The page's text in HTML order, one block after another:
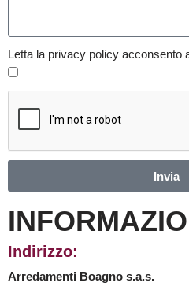
Letta la privacy policy acconsento
Invia
Indirizzo:
Arredamenti Boagno s.a.s.